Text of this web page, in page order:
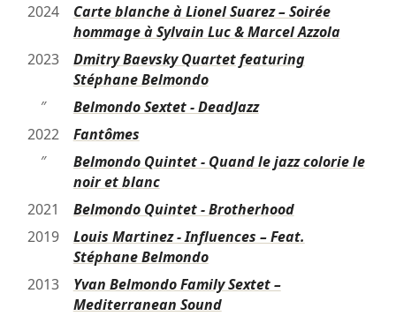
2024
Carte blanche à Lionel Suarez – Soirée
hommage à Sylvain Luc & Marcel Azzola
2023
Dmitry Baevsky Quartet featuring
Stéphane Belmondo
″
Belmondo Sextet - DeadJazz
2022
Fantômes
″
Belmondo Quintet - Quand le jazz colorie le
noir et blanc
2021
Belmondo Quintet - Brotherhood
2019
Louis Martinez - Influences – Feat.
Stéphane Belmondo
2013
Yvan Belmondo Family Sextet –
Mediterranean Sound